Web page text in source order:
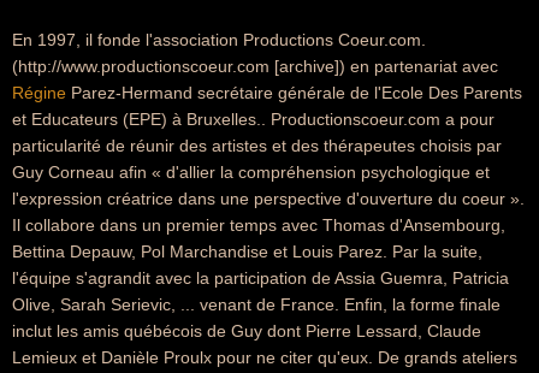
En 1997, il fonde l'association Productions Coeur.com.
(http://www.productionscoeur.com [archive]) en partenariat avec
Régine Parez-Hermand secrétaire générale de l'Ecole Des Parents
et Educateurs (EPE) à Bruxelles.. Productionscoeur.com a pour
particularité de réunir des artistes et des thérapeutes choisis par
Guy Corneau afin « d'allier la compréhension psychologique et
l'expression créatrice dans une perspective d'ouverture du coeur ».
Il collabore dans un premier temps avec Thomas d'Ansembourg,
Bettina Depauw, Pol Marchandise et Louis Parez. Par la suite,
l'équipe s'agrandit avec la participation de Assia Guemra, Patricia
Olive, Sarah Serievic, ... venant de France. Enfin, la forme finale
inclut les amis québécois de Guy dont Pierre Lessard, Claude
Lemieux et Danièle Proulx pour ne citer qu'eux. De grands ateliers